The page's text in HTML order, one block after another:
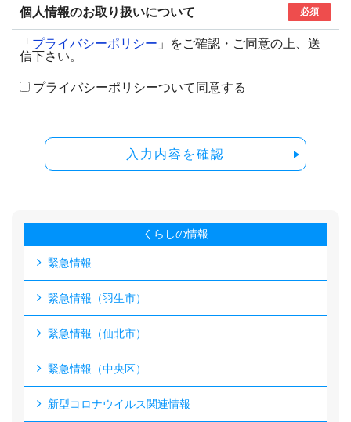
個人情報のお取り扱いについて 必須
「 プライバシーポリシー 」をご確認・ご同意の上、送
信下さい。
プライバシーポリシーついて同意する
入力内容を確認
くらしの情報
緊急情報
緊急情報（羽生市）
緊急情報（仙北市）
緊急情報（中央区）
新型コロナウイルス関連情報